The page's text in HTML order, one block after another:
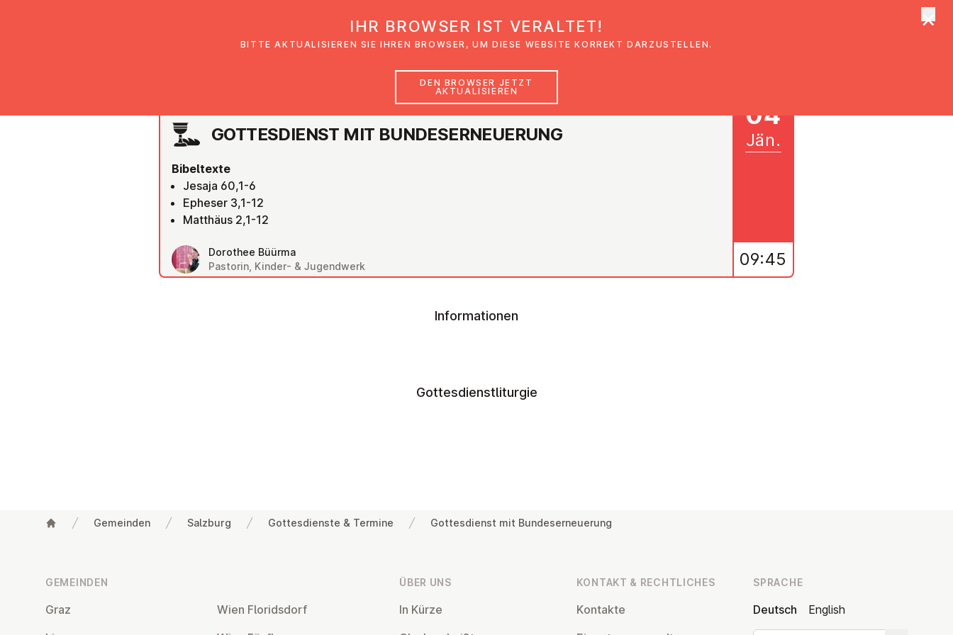
Glaubensimpulse News Veranstaltungen
GOT­TES­DIENST MIT BUN­DES­ER­NEUE­RUNG
Bibeltexte
Jesaja 60,1-6
Epheser 3,1-12
Matthäus 2,1-12
Dorothee Büürma
Pastorin, Kinder- & Jugendwerk
04
Jän.
09:45
Informationen
Gottesdienstliturgie
Gemeinden Salzburg Gottesdienste & Termine Gottesdienst mit Bundeserneuerung
GEMEINDEN
Graz
Wien Flo­rids­dorf
ÜBER UNS
In Kürze
KONTAKT & RECHT­LI­CHES
Kontakte
SPRACHE
Deutsch
English
IHR BROWSER IST VERALTET!
BITTE AKTUALISIEREN SIE IHREN BROWSER, UM DIESE WEBSITE KORREKT DARZUSTELLEN.
DEN BROWSER JETZT
AKTUALISIEREN
×